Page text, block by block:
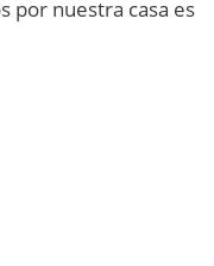
por nuestra casa es